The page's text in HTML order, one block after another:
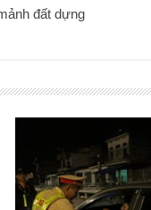
đất dựng